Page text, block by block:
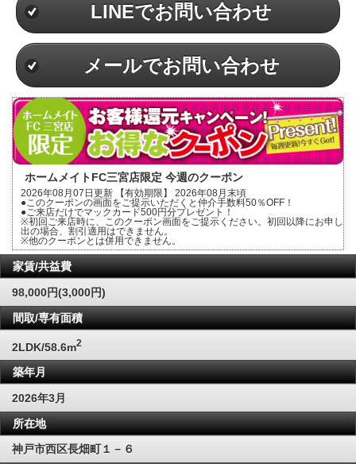
LINEでお問い合わせ
メールでお問い合わせ
ホームメイトFC三宮店限定 今週のクーポン
2026年08月07日更新 【有効期限】 2026年08月末頃
●このクーポンの画面をご提示いただくと仲介手数料50％OFF！
●ご来店だけでマックカード500円分プレゼント！
※初回ご来店時に、このクーポン画面をご提示ください。初回以降にお申し
出の場合、割引適用はできません。
※他のクーポンとは併用できません。
家賃/共益費
98,000円(3,000円)
間取/専有面積
2LDK/58.6m2
築年月
2026年3月
所在地
神戸市西区長畑町１－６